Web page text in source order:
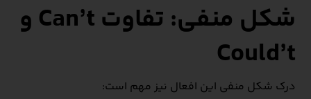
شکل منفی: تفاوت Can’t و
Could’t
درک شکل منفی این افعال نیز مهم است: